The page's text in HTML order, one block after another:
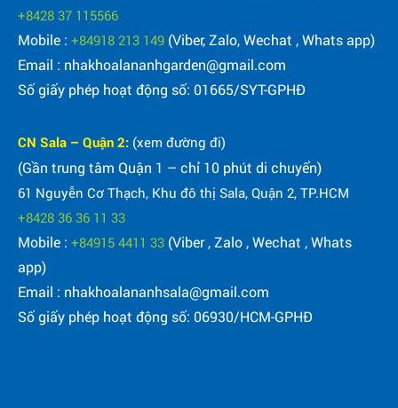
+8428 37 115566
Mobile : +84918 213 149 (Viber, Zalo, Wechat , Whats app)
Email : nhakhoalananhgarden@gmail.com
Số giấy phép hoạt động số: 01665/SYT-GPHĐ
CN Sala – Quận 2: (xem đường đi)
(Gần trung tâm Quận 1 – chỉ 10 phút di chuyển)
61 Nguyễn Cơ Thạch, Khu đô thị Sala, Quận 2, TP.HCM
+8428 36 36 11 33
Mobile : +84915 4411 33 (Viber , Zalo , Wechat , Whats
app)
Email : nhakhoalananhsala@gmail.com
Số giấy phép hoạt động số: 06930/HCM-GPHĐ